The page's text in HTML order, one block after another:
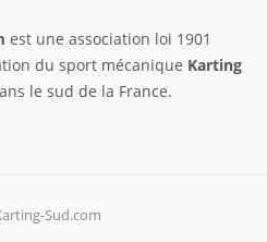
est une association loi 1901
du sport mécanique Karting
le sud de la France.
Sud.com